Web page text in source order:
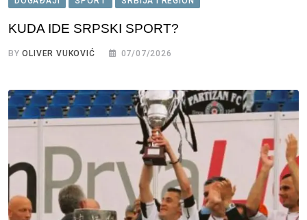
KUDA IDE SRPSKI SPORT?
BYOLIVER VUKOVIĆ 07/07/2026